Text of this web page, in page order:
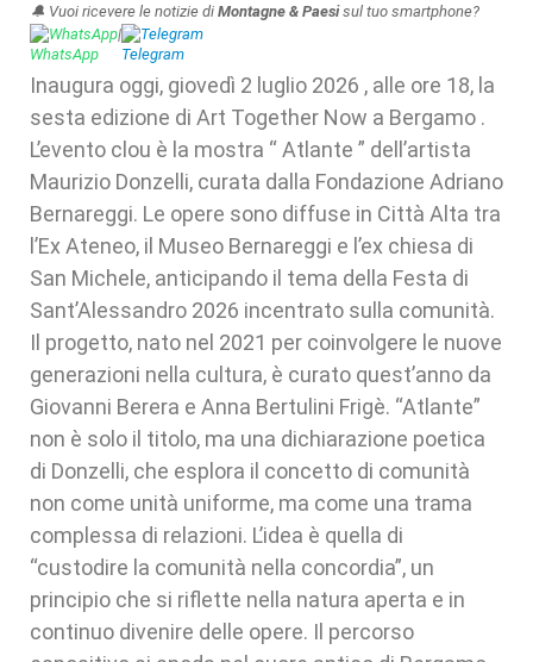
🔔 Vuoi ricevere le notizie di Montagne & Paesisul tuo smartphone?
WhatsApp| Telegram
Inaugura oggi, giovedì 2 luglio 2026 , alle ore 18, la
sesta edizione di Art Together Now a Bergamo .
L’evento clou è la mostra “ Atlante ” dell’artista
Maurizio Donzelli, curata dalla Fondazione Adriano
Bernareggi. Le opere sono diffuse in Città Alta tra
l’Ex Ateneo, il Museo Bernareggi e l’ex chiesa di
San Michele, anticipando il tema della Festa di
Sant’Alessandro 2026 incentrato sulla comunità.
Il progetto, nato nel 2021 per coinvolgere le nuove
generazioni nella cultura, è curato quest’anno da
Giovanni Berera e Anna Bertulini Frigè. “Atlante”
non è solo il titolo, ma una dichiarazione poetica
di Donzelli, che esplora il concetto di comunità
non come unità uniforme, ma come una trama
complessa di relazioni. L’idea è quella di
“custodire la comunità nella concordia”, un
principio che si riflette nella natura aperta e in
continuo divenire delle opere. Il percorso